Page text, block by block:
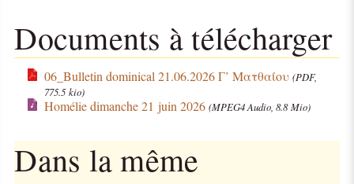
Documents à télécharger
06_Bulletin dominical 21.06.2026 Γ’ Ματθαίου (PDF,
775.5 kio)
Homélie dimanche 21 juin 2026 (MPEG4 Audio, 8.8 Mio)
Dans la même